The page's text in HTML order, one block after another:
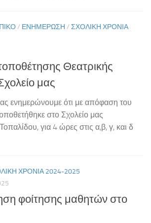
/ ΕΝΗΜΕΡΩΣΗ / ΣΧΟΛΙΚΉ ΧΡΟΝΙΆ
Θεατρικής
μας
ενημερώνουμε ότι με απόφαση του
στο Σχολείο μας
για 4 ώρες στις α,β, γ, και δ
ΧΡΟΝΙΆ 2024-2025
φοίτησης μαθητών στο